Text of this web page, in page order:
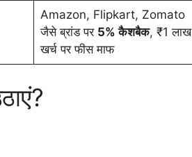
Amazon, Flipkart, Zomato
जैसे ब्रांड पर 5% कैशबैक, ₹1 लाख
खर्च पर फीस माफ